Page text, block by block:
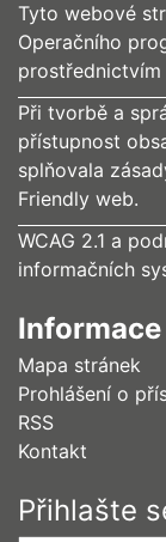
Tyto webové
Operačního
Při tvorbě a
přístupnost
splňovala
Friendly web.
WCAG 2.1 a
informačních
Mapa stránek
Prohlášení o
RSS
Kontakt
Přihlašte